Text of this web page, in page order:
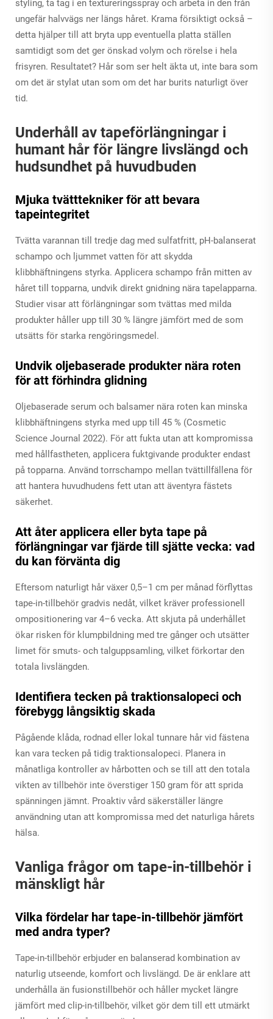
styling, ta tag i en textureringsspray och arbeta in den från
ungefär halvvägs ner längs håret. Krama försiktigt också –
detta hjälper till att bryta upp eventuella platta ställen
samtidigt som det ger önskad volym och rörelse i hela
frisyren. Resultatet? Hår som ser helt äkta ut, inte bara som
om det är stylat utan som om det har burits naturligt över
tid.
Underhåll av tapeförlängningar i
humant hår för längre livslängd och
hudsundhet på huvudbuden
Mjuka tvätttekniker för att bevara
tapeintegritet
Tvätta varannan till tredje dag med sulfatfritt, pH-balanserat
schampo och ljummet vatten för att skydda
klibbhäftningens styrka. Applicera schampo från mitten av
håret till topparna, undvik direkt gnidning nära tapelapparna.
Studier visar att förlängningar som tvättas med milda
produkter håller upp till 30 % längre jämfört med de som
utsätts för starka rengöringsmedel.
Undvik oljebaserade produkter nära roten
för att förhindra glidning
Oljebaserade serum och balsamer nära roten kan minska
klibbhäftningens styrka med upp till 45 % (Cosmetic
Science Journal 2022). För att fukta utan att kompromissa
med hållfastheten, applicera fuktgivande produkter endast
på topparna. Använd torrschampo mellan tvättillfällena för
att hantera huvudhudens fett utan att äventyra fästets
säkerhet.
Att åter applicera eller byta tape på
förlängningar var fjärde till sjätte vecka: vad
du kan förvänta dig
Eftersom naturligt hår växer 0,5–1 cm per månad förflyttas
tape-in-tillbehör gradvis nedåt, vilket kräver professionell
ompositionering var 4–6 vecka. Att skjuta på underhållet
ökar risken för klumpbildning med tre gånger och utsätter
limet för smuts- och talguppsamling, vilket förkortar den
totala livslängden.
Identifiera tecken på traktionsalopeci och
förebygg långsiktig skada
Pågående klåda, rodnad eller lokal tunnare hår vid fästena
kan vara tecken på tidig traktionsalopeci. Planera in
månatliga kontroller av hårbotten och se till att den totala
vikten av tillbehör inte överstiger 150 gram för att sprida
spänningen jämnt. Proaktiv vård säkerställer längre
användning utan att kompromissa med det naturliga hårets
hälsa.
Vanliga frågor om tape-in-tillbehör i
mänskligt hår
Vilka fördelar har tape-in-tillbehör jämfört
med andra typer?
Tape-in-tillbehör erbjuder en balanserad kombination av
naturlig utseende, komfort och livslängd. De är enklare att
underhålla än fusionstillbehör och håller mycket längre
jämfört med clip-in-tillbehör, vilket gör dem till ett utmärkt